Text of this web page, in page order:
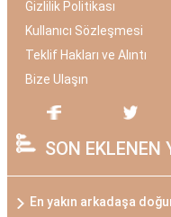
Gizlilik Politikası
Kullanıcı Sözleşmesi
Teklif Hakları ve Alıntı
Bize Ulaşın
SON EKLENEN
En yakın arkadaşa